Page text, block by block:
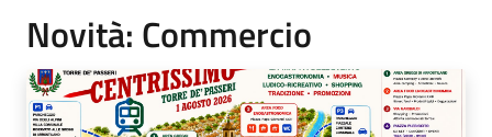
Novità: Commercio